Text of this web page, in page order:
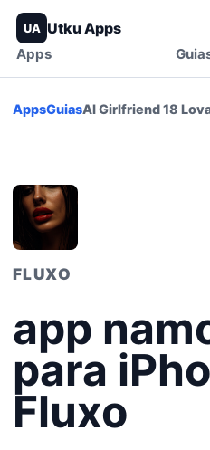
UA Utku Apps
Apps
AppsGuiasAI Girlfriend 18
FLUXO
app
para
Fluxo